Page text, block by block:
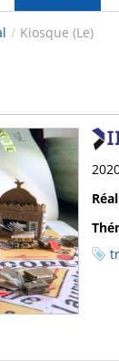
/ Kiosque (Le)